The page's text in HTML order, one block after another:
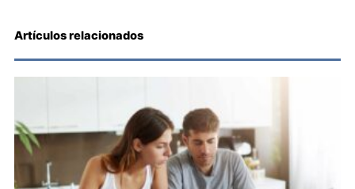
Artículos relacionados